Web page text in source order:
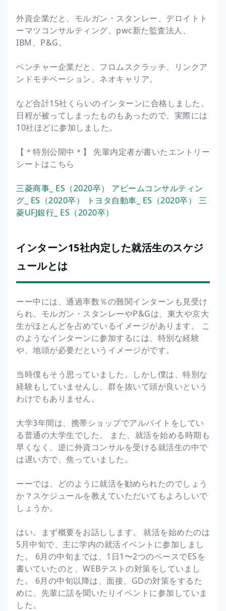
外資企業だと、モルガン・スタンレー、デロイトト
ーマツコンサルティング、pwc新た監査法人、
IBM、P&G。
ベンチャー企業だと、フロムスクラッチ、リンクア
ンドモチベーション、ネオキャリア。
など合計15社くらいのインターンに合格しました。
日程が被ってしまったものもあったので、実際には
10社ほどに参加しました。
【＊特別公開中＊】 先輩内定者が書いたエントリー
シートはこちら
三菱商事_ ES（2020卒） アビームコンサルティン
グ_ ES（2020卒）
トヨタ自動車_ ES（2020卒） 三
菱UFJ銀行_ ES（2020卒）
インターン15社内定した就活生のスケジ
ュールとは
ーー中には、通過率数％の難関インターンも見受け
られ、モルガン・スタンレーやP&Gは、東大や京大
生がほとんどを占めているイメージがあります。 こ
のようなインターンに参加するには、特別な経験
や、地頭が必要だというイメージがです。
当時僕もそう思っていました。しかし僕は、特別な
経験もしていませんし、群を抜いて頭が良いという
わけでもありません。
大学3年間は、携帯ショップでアルバイトをしてい
る普通の大学生でした。 また、就活を始める時期も
早くなく、逆に外資コンサルを受ける就活生の中で
は遅い方で、焦っていました。
ーーでは、どのように就活を勧められたのでしょう
か？スケジュールを教えていただいてもよろしいで
しょうか。
はい。まず概要をお話しします。 就活を始めたのは
5月中旬で、主に学内の就活イベントに参加しまし
た。 6月の中旬までは、1日1〜2つのペースでESを
書いていたのと、WEBテストの対策をしていまし
た。 6月の中旬以降は、面接、GDの対策をするた
めに、先輩に話を聞いたりイベントに参加していま
した。